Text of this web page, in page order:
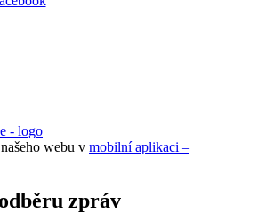
webu v mobilní aplikaci –
zpráv